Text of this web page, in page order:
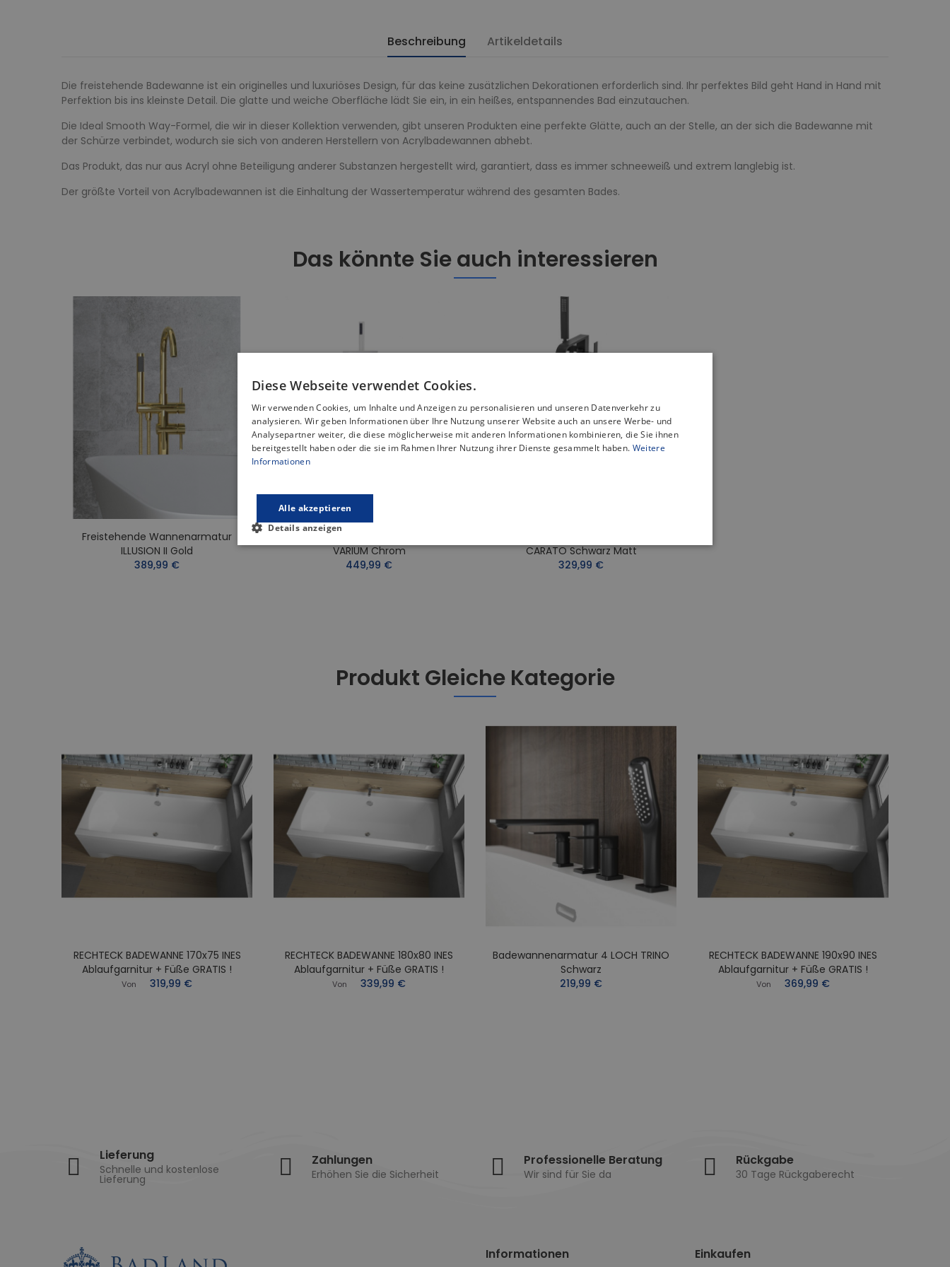
Beschreibung Artikeldetails
Die freistehende Badewanne ist ein originelles und luxuriöses Design, für das keine zusätzlichen Dekorationen erforderlich sind. Ihr perfektes Bild geht Hand in Hand mit
Perfektion bis ins kleinste Detail. Die glatte und weiche Oberfläche lädt Sie ein, in ein heißes, entspannendes Bad einzutauchen.
Die Ideal Smooth Way-Formel, die wir in dieser Kollektion verwenden, gibt unseren Produkten eine perfekte Glätte, auch an der Stelle, an der sich die Badewanne mit
der Schürze verbindet, wodurch sie sich von anderen Herstellern von Acrylbadewannen abhebt.
Das Produkt, das nur aus Acryl ohne Beteiligung anderer Substanzen hergestellt wird, garantiert, dass es immer schneeweiß und extrem langlebig ist.
Der größte Vorteil von Acrylbadewannen ist die Einhaltung der Wassertemperatur während des gesamten Bades.
Das könnte Sie auch interessieren
Freistehende Wannenarmatur
ILLUSION II Gold
389,99 €
Freistehende Wannenarmatur
VARIUM Chrom
449,99 €
CARATO Schwarz Matt
329,99 €
Produkt Gleiche Kategorie
RECHTECK BADEWANNE 170x75 INES
Ablaufgarnitur + Füße GRATIS !
Von 319,99 €
RECHTECK BADEWANNE 180x80 INES
Ablaufgarnitur + Füße GRATIS !
Von 339,99 €
Badewannenarmatur 4 LOCH TRINO
Schwarz
219,99 €
RECHTECK BADEWANNE 190x90 INES
Ablaufgarnitur + Füße GRATIS !
Von 369,99 €
Lieferung
Schnelle und kostenlose
Lieferung
Zahlungen
Erhöhen Sie die Sicherheit
Professionelle Beratung
Wir sind für Sie da
Rückgabe
30 Tage Rückgaberecht
Informationen Einkaufen
Diese Webseite verwendet Cookies.
Wir verwenden Cookies, um Inhalte und Anzeigen zu personalisieren und unseren Datenverkehr zu
analysieren. Wir geben Informationen über Ihre Nutzung unserer Website auch an unsere Werbe- und
Analysepartner weiter, die diese möglicherweise mit anderen Informationen kombinieren, die Sie ihnen
bereitgestellt haben oder die sie im Rahmen Ihrer Nutzung ihrer Dienste gesammelt haben. Weitere
Informationen
Alle akzeptieren
Details anzeigen